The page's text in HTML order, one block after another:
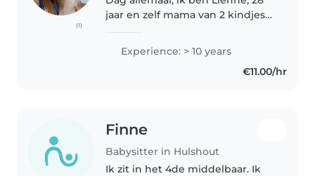
(1)
jaar en zelf mama van 2 kindjes
17de en werk ook als
kinderbegeleidster in een
kinderopvang. ☺️ Bij kindjes zijn
Experience: > 10 years
€11.00/hr
Finne
Babysitter in Hulshout
Ik zit in het 4de middelbaar. Ik